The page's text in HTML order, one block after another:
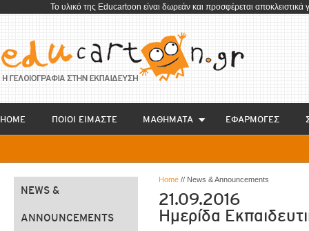
To υλικό της Educartoon είναι δωρεάν και προσφέρεται
HOME ΠΟΙΟΙ ΕΙΜΑΣΤΕ ΜΑΘΗΜΑΤΑ EΦΑΡΜΟΓΕΣ
NEWS &
ANNOUNCEMENTS
Home // News & Announcements
21.09.2016
Ημερίδα